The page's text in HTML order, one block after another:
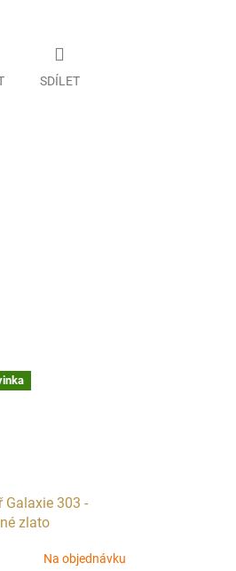
SDÍLET
Galaxie 303 -
zlato
Na objednávku